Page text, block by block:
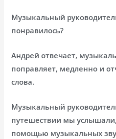
Музыкальный
понравилось?
Андрей отвечает,
поправляет, медленно и
слова.
Музыкальный
путешествии мы
помощью музыкальных